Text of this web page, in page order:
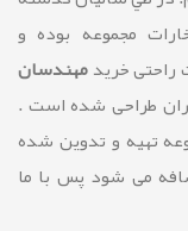
مجموعه بوده و
راحتی خریدمهندسان
طراحی شده است .
تهیه و تدوین شده
می شود پس با ما